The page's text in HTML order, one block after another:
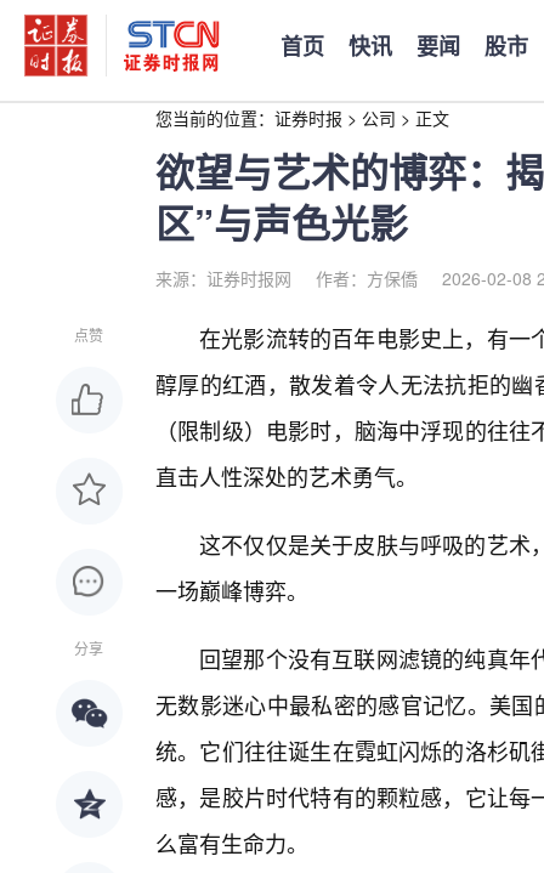
首页 快讯 要闻 股市
您当前的位置： 证券时报 > 公司 > 正文
欲望与艺术的博弈：
区”与声色光影
来源：证券时报网 作者：方保僑 2026-02-08
点赞
分享
在光影流转的百年电影史上，有一
醇厚的红酒，散发着令人无法抗拒的
（限制级）电影时，脑海中浮现的往
直击人性深处的艺术勇气。
这不仅仅是关于皮肤与呼吸的艺术
一场巅峰博弈。
回望那个没有互联网滤镜的纯真
无数影迷心中最私密的感官记忆。美
统。它们往往诞生在霓虹闪烁的洛杉
感，是胶片时代特有的颗粒感，它让
么富有生命力。